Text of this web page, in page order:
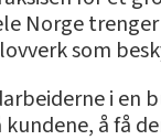
Norge
som
i en
å få